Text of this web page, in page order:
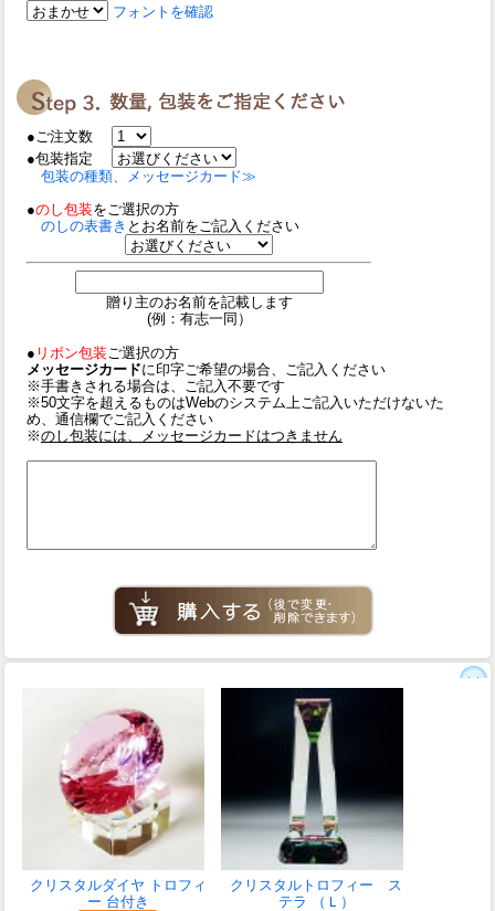
フォントを確認
●ご注文数
●包装指定
包装の種類、メッセージカード≫
●のし包装をご選択の方
のしの表書き とお名前をご記入ください
贈り主のお名前を記載します
(例：有志一同）
● リボン包装 ご選択の方
メッセージカードに印字ご希望の場合、ご記入ください
※手書きされる場合は、ご記入不要です
※50文字を超えるものはWebのシステム上ご記入いただけないた
め、通信欄でご記入ください
※のし包装には、メッセージカードはつきません
クリスタルダイヤ トロフィ
ー 台付き
クリスタルトロフィー ス
テラ （Ｌ）